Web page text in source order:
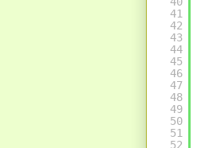
41
42
43
44
45
46
47
48
49
50
51
52